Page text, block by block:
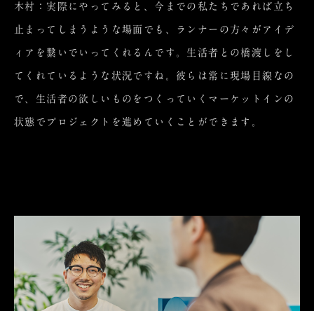
木村：実際にやってみると、今までの私たちであれば立ち
止まってしまうような場面でも、ランナーの方々がアイデ
ィアを繋いでいってくれるんです。生活者との橋渡しをし
てくれているような状況ですね。彼らは常に現場目線なの
で、生活者の欲しいものをつくっていくマーケットインの
状態でプロジェクトを進めていくことができます。